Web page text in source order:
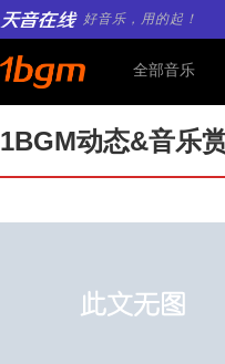
好音乐，用的起！
全部音乐
1BGM动态&音乐